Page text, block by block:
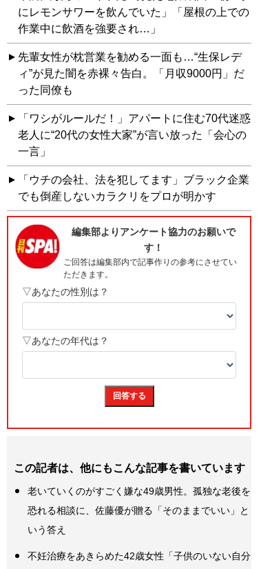
にレモンサワーを飲んでいた」「屋根の上での
作業中に飲酒を強要され…」
先輩女性が枕営業を勧める一面も…“生保レデ
ィ”が見た闇を赤裸々告白。「月収9000円」だ
った同僚も
「ワシがルールだ！」アパートに住む70代迷惑
老人に“20代の女性大家”が言い放った「会心の
一言」
「ウチの会社、法を犯してます」ブラック企業
でも倒産しないカラクリをプロが明かす
この記者は、他にもこんな記事を書いています
老いていくのがすごく嫌な49歳男性。孤独な老後を
恐れる相談に、佐藤優が贈る「そのままでいい」と
いう答え
不妊治療をあきらめた42歳女性「子供のいない自分